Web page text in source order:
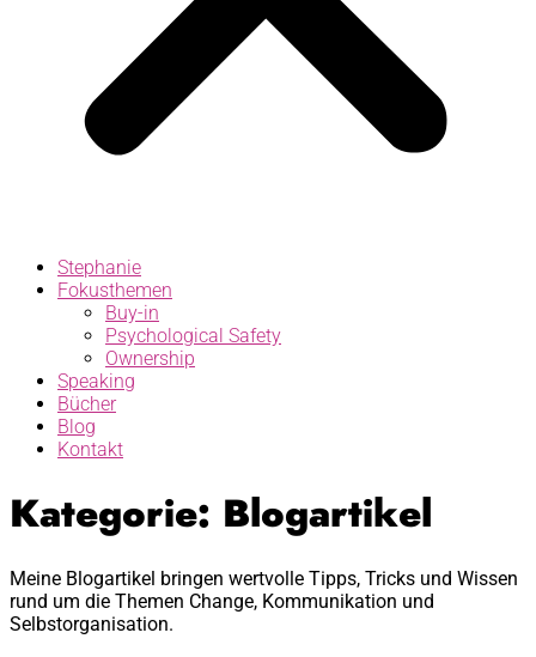
Stephanie
Fokusthemen
Buy-in
Psychological Safety
Ownership
Speaking
Bücher
Blog
Kontakt
Kategorie: Blogartikel
Meine Blogartikel bringen wertvolle Tipps, Tricks und Wissen
rund um die Themen Change, Kommunikation und
Selbstorganisation.